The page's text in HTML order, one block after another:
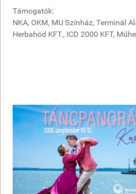
Támogatók:
NKA, OKM, MU Színház, Terminál
Herbahód KFT., ICD 2000 KFT,